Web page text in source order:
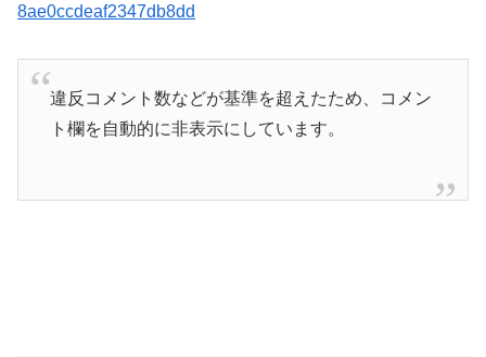
8ae0ccdeaf2347db8dd
違反コメント数などが基準を超えたため、コメン
ト欄を自動的に非表示にしています。